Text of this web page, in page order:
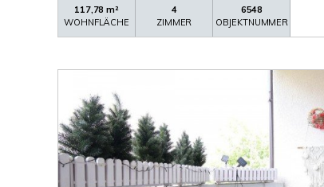
117,78 m²
WOHNFLÄCHE
4
ZIMMER
6548
OBJEKTNUMMER